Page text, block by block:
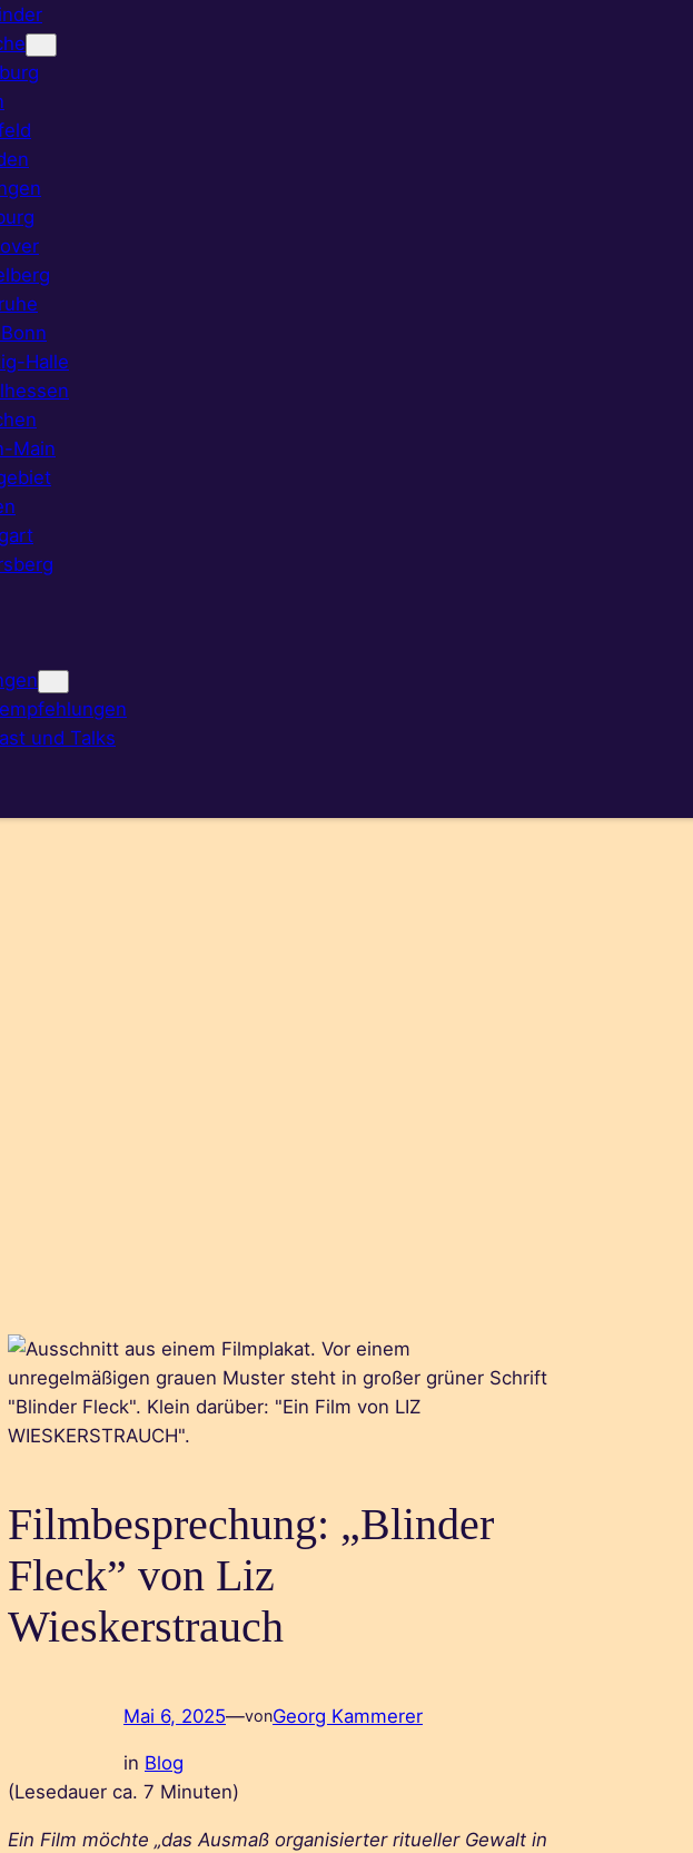
Halle
Main
und Talks
Filmbesprechung: „Blinder
Fleck” von Liz
Wieskerstrauch
Mai 6, 2025—vonGeorg Kammerer
in Blog
(Lesedauer ca. 7 Minuten)
Ein Film möchte „das Ausmaß organisierter ritueller Gewalt in